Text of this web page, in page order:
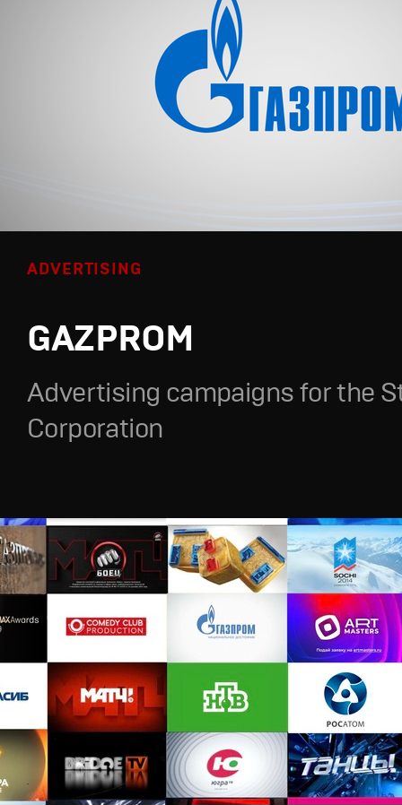
ADVERTISING
GAZPROM
Advertising campaigns for the
Corporation